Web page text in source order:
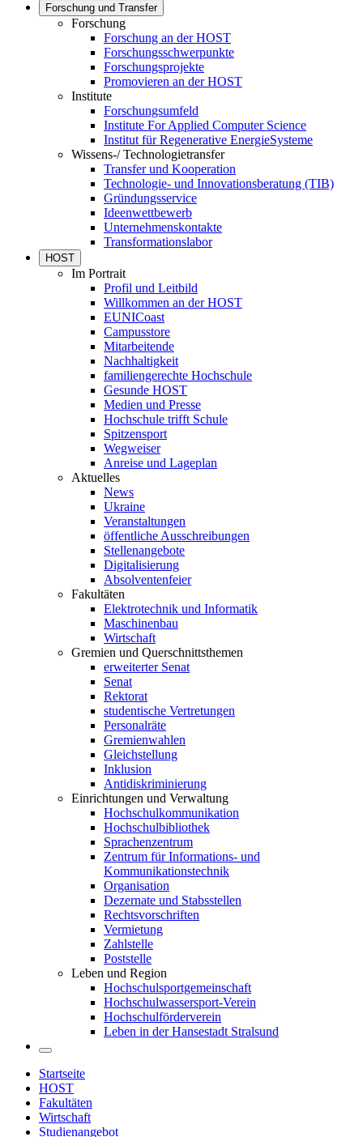
Forschung und Transfer
Forschung
Forschung an der HOST
Forschungsschwerpunkte
Forschungsprojekte
Promovieren an der HOST
Institute
Forschungsumfeld
Institute For Applied Computer Science
Institut für Regenerative EnergieSysteme
Wissens-/ Technologietransfer
Transfer und Kooperation
Technologie- und Innovationsberatung (TIB)
Gründungsservice
Ideenwettbewerb
Unternehmenskontakte
Transformationslabor
HOST
Im Portrait
Profil und Leitbild
Willkommen an der HOST
EUNICoast
Campusstore
Mitarbeitende
Nachhaltigkeit
familiengerechte Hochschule
Gesunde HOST
Medien und Presse
Hochschule trifft Schule
Spitzensport
Wegweiser
Anreise und Lageplan
Aktuelles
News
Ukraine
Veranstaltungen
öffentliche Ausschreibungen
Stellenangebote
Digitalisierung
Absolventenfeier
Fakultäten
Elektrotechnik und Informatik
Maschinenbau
Wirtschaft
Gremien und Querschnittsthemen
erweiterter Senat
Senat
Rektorat
studentische Vertretungen
Personalräte
Gremienwahlen
Gleichstellung
Inklusion
Antidiskriminierung
Einrichtungen und Verwaltung
Hochschulkommunikation
Hochschulbibliothek
Sprachenzentrum
Zentrum für Informations- und
Kommunikationstechnik
Organisation
Dezernate und Stabsstellen
Rechtsvorschriften
Vermietung
Zahlstelle
Poststelle
Leben und Region
Hochschulsportgemeinschaft
Hochschulwassersport-Verein
Hochschulförderverein
Leben in der Hansestadt Stralsund
Startseite
HOST
Fakultäten
Wirtschaft
Studienangebot